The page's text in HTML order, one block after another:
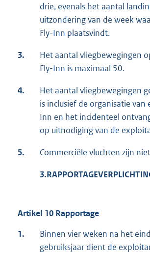
drie, evenals het aantal
uitzondering van de week
Fly-Inn plaatsvindt.
3.
Het aantal vliegbewegingen
Fly-Inn is maximaal 50.
4.
Het aantal vliegbewegingen
is inclusief de organisatie van
Inn en het incidenteel
op uitnodiging van de
5. Commerciële vluchten zijn
3.
Artikel 10 Rapportage
1.
Binnen vier weken na het
gebruiksjaar dient de